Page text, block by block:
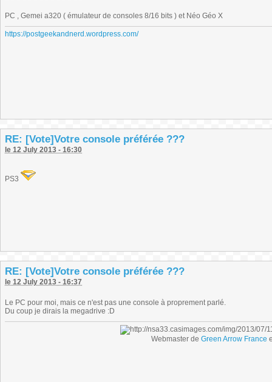
PC , Gemei a320 ( émulateur de consoles 8/16 bits ) et Néo Géo X
https://postgeekandnerd.wordpress.com/
RE: [Vote]Votre console préférée ???
le 12 July 2013 - 16:30
PS3
RE: [Vote]Votre console préférée ???
le 12 July 2013 - 16:37
Le PC pour moi, mais ce n'est pas une console à proprement parlé.
Du coup je dirais la megadrive :D
Webmaster de Green Arrow France